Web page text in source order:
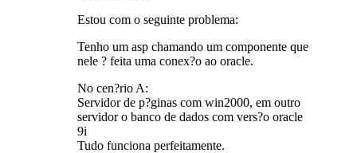
Estou com o seguinte problema:
Tenho um asp chamando um componente que
nele ? feita uma conex?o ao oracle.
No cen?rio A:
Servidor de p?ginas com win2000, em outro
servidor o banco de dados com vers?o oracle
9i
Tudo funciona perfeitamente.